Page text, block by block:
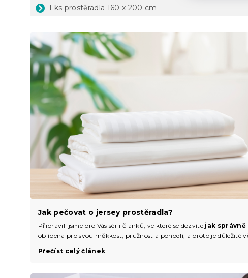
1 ks prostěradla 160 x 200 cm
Jak pečovat o jersey prostěradla?
Připravili jsme pro Vás sérii článků, ve které se dozvíte jak
oblíbená pro svou měkkost, pružnost a pohodlí, a proto je důležité
Přečíst celý článek